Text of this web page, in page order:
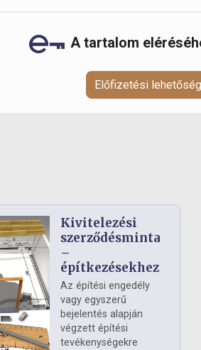
A tartalom
Előfizetési
Kivitelezési
szerződésminta
–
építkezésekhez
Az építési engedély
vagy egyszerű
bejelentés alapján
végzett építési
tevékenységekre